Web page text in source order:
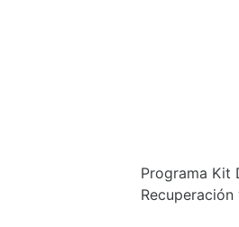
Programa Kit
Recuperación